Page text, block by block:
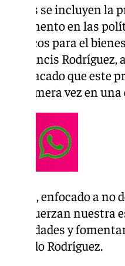
se incluyen la
un aumento en las
para el
Francis
destacado que este
primera vez en
enfocado a no
refuerzan
y
Rodríguez.